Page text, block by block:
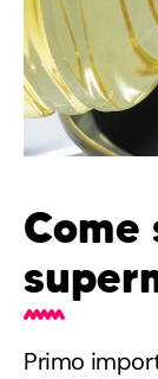
Primo